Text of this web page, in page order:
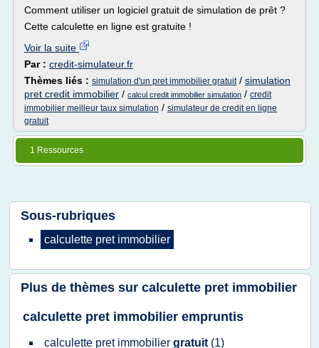
Comment utiliser un logiciel gratuit de simulation de prêt ?
Cette calculette en ligne est gratuite !
Voir la suite
Par : credit-simulateur.fr
Thèmes liés : simulation d'un pret immobilier gratuit/ simulation
pret credit immobilier / calcul credit immobilier simulation / credit
immobilier meilleur taux simulation / simulateur de credit en ligne
gratuit
1 Ressources
Sous-rubriques
calculette pret immobilier
Plus de thèmes sur calculette pret immobilier
calculette pret immobilier empruntis
calculette pret immobilier gratuit (1)